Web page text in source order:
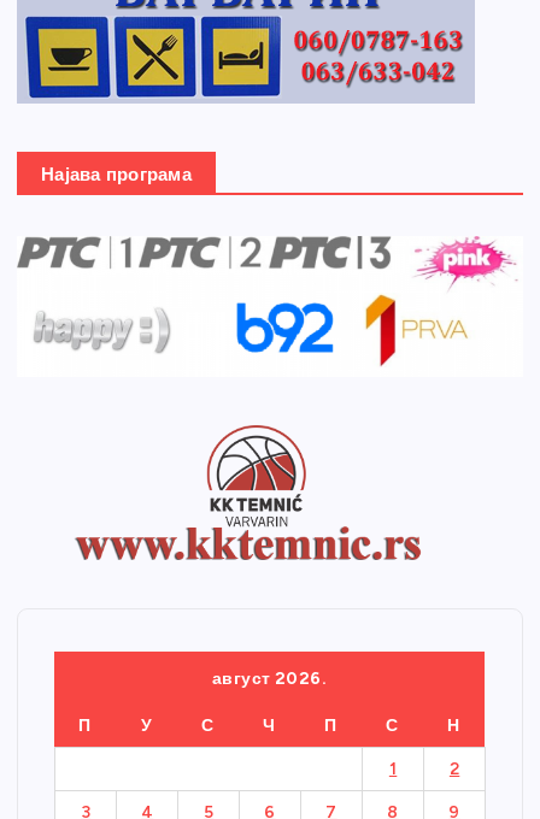
Најава програма
август 2026.
П У С Ч П С Н
1 2
3 4 5 6 7 8 9